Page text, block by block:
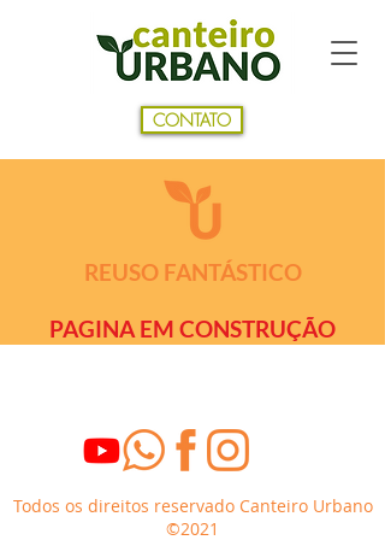
CONTATO
REUSO FANTÁSTICO
PAGINA EM CONSTRUÇÃO
Todos os direitos reservado Canteiro Urbano
©2021